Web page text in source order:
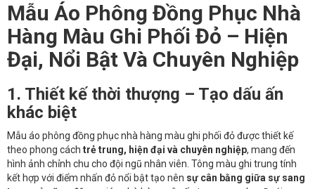
Mẫu Áo Phông Đồng Phục Nhà
Hàng Màu Ghi Phối Đỏ – Hiện
Đại, Nổi Bật Và Chuyên Nghiệp
1. Thiết kế thời thượng – Tạo dấu ấn
khác biệt
Mẫu áo phông đồng phục nhà hàng màu ghi phối đỏ được thiết kế
theo phong cách trẻ trung, hiện đại và chuyên nghiệp, mang đến
hình ảnh chỉnh chu cho đội ngũ nhân viên. Tông màu ghi trung tính
kết hợp với điểm nhấn đỏ nổi bật tạo nên sự cân bằng giữa sự sang